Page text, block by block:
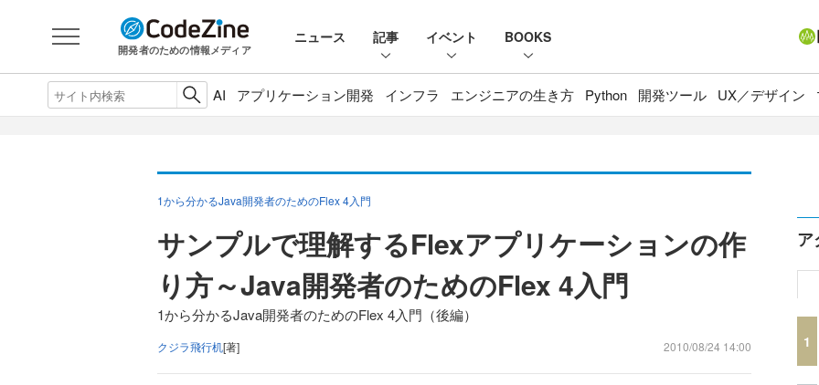
開発者のための情報メディア
ニュース 記事 イベント BOOKS
AI アプリケーション開発 インフラ エンジニアの生き方 Python 開発ツール UX／デザイン
1から分かるJava開発者のためのFlex 4入門
サンプルで理解するFlexアプリケーションの作
り方～Java開発者のためのFlex 4入門
1から分かるJava開発者のためのFlex 4入門（後編）
クジラ飛行机[著] 2010/08/24 14:00
ア
1